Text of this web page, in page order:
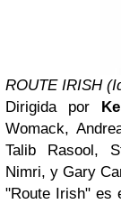
ROUTE IRISH
Dirigida por
Womack,
Talib Rasool,
Nimri, y Gary
"Route Irish" es